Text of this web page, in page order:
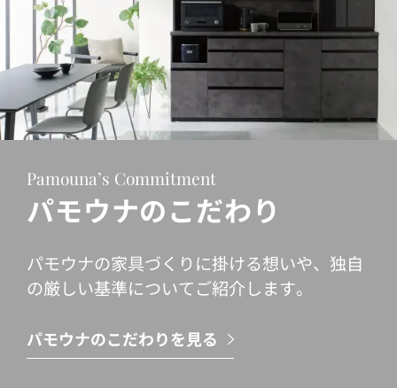
Pamouna’s Commitment
パモウナのこだわり
パモウナの家具づくりに掛ける想いや、独自
の厳しい基準についてご紹介します。
パモウナのこだわりを見る